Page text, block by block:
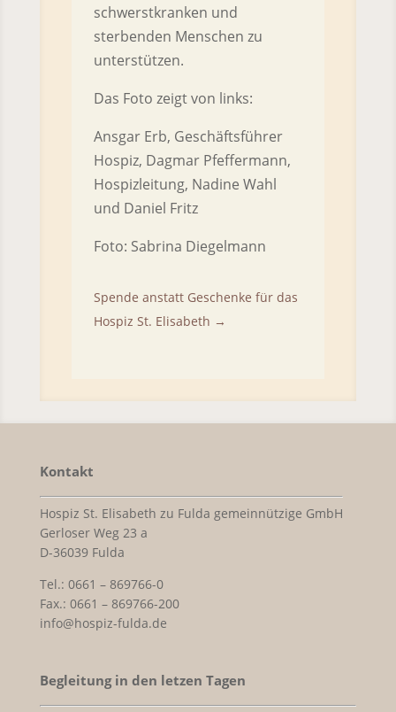
schwerstkranken und
sterbenden Menschen zu
unterstützen.
Das Foto zeigt von links:
Ansgar Erb, Geschäftsführer
Hospiz, Dagmar Pfeffermann,
Hospizleitung, Nadine Wahl
und Daniel Fritz
Foto: Sabrina Diegelmann
Spende anstatt Geschenke für das
Hospiz St. Elisabeth →
Kontakt
Hospiz St. Elisabeth zu Fulda gemeinnützige GmbH
Gerloser Weg 23 a
D-36039 Fulda
Tel.: 0661 – 869766-0
Fax.: 0661 – 869766-200
info@hospiz-fulda.de
Begleitung in den letzen Tagen